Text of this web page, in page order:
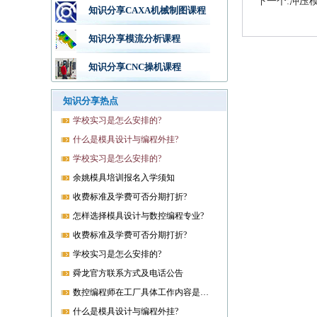
知识分享CAXA机械制图课程
知识分享模流分析课程
知识分享CNC操机课程
知识分享热点
学校实习是怎么安排的?
什么是模具设计与编程外挂?
学校实习是怎么安排的?
余姚模具培训报名入学须知
收费标准及学费可否分期打折?
怎样选择模具设计与数控编程专业?
收费标准及学费可否分期打折?
学校实习是怎么安排的?
舜龙官方联系方式及电话公告
数控编程师在工厂具体工作内容是什么?
什么是模具设计与编程外挂?